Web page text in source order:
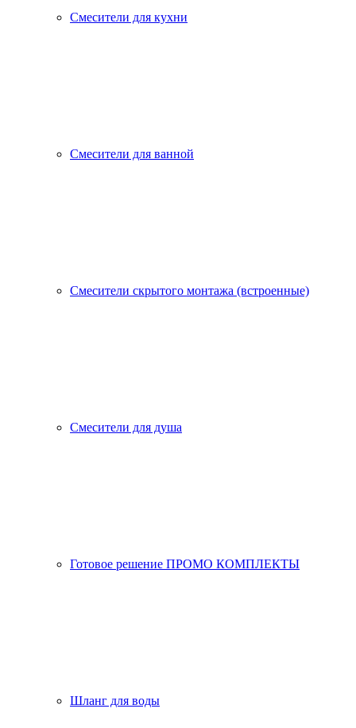
Смесители для кухни
Смесители для ванной
Смесители скрытого монтажа (встроенные)
Смесители для душа
Готовое решение ПРОМО КОМПЛЕКТЫ
Шланг для воды